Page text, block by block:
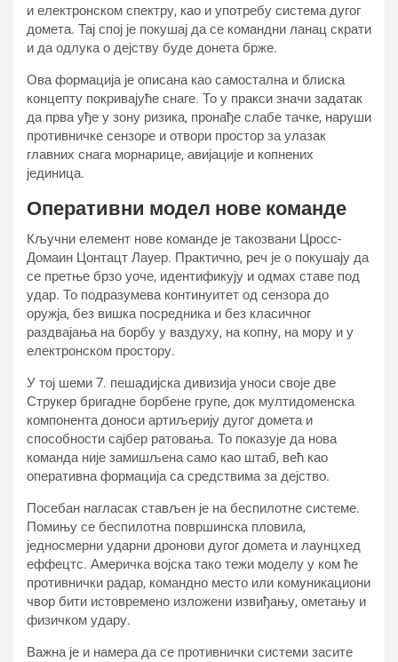
и електронском спектру, као и употребу система дугог
домета. Тај спој је покушај да се командни ланац скрати
и да одлука о дејству буде донета брже.
Ова формација је описана као самостална и блиска
концепту покривајуће снаге. То у пракси значи задатак
да прва уђе у зону ризика, пронађе слабе тачке, наруши
противничке сензоре и отвори простор за улазак
главних снага морнарице, авијације и копнених
јединица.
Оперативни модел нове команде
Кључни елемент нове команде је такозвани Цросс-
Домаин Цонтацт Лаyер. Практично, реч је о покушају да
се претње брзо уоче, идентификују и одмах ставе под
удар. То подразумева континуитет од сензора до
оружја, без вишка посредника и без класичног
раздвајања на борбу у ваздуху, на копну, на мору и у
електронском простору.
У тој шеми 7. пешадијска дивизија уноси своје две
Стрyкер бригадне борбене групе, док мултидоменска
компонента доноси артиљерију дугог домета и
способности сајбер ратовања. То показује да нова
команда није замишљена само као штаб, већ као
оперативна формација са средствима за дејство.
Посебан нагласак стављен је на беспилотне системе.
Помињу се беспилотна површинска пловила,
једносмерни ударни дронови дугог домета и лаунцхед
еффецтс. Америчка војска тако тежи моделу у ком ће
противнички радар, командно место или комуникациони
чвор бити истовремено изложени извиђању, ометању и
физичком удару.
Важна је и намера да се противнички системи засите